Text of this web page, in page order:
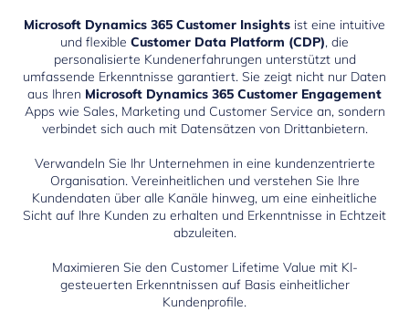
Microsoft Dynamics 365 Customer Insights ist eine intuitive
und flexible Customer Data Platform (CDP), die
personalisierte Kundenerfahrungen unterstützt und
umfassende Erkenntnisse garantiert. Sie zeigt nicht nur Daten
aus Ihren Microsoft Dynamics 365 Customer Engagement
Apps wie Sales, Marketing und Customer Service an, sondern
verbindet sich auch mit Datensätzen von Drittanbietern.
Verwandeln Sie Ihr Unternehmen in eine kundenzentrierte
Organisation. Vereinheitlichen und verstehen Sie Ihre
Kundendaten über alle Kanäle hinweg, um eine einheitliche
Sicht auf Ihre Kunden zu erhalten und Erkenntnisse in Echtzeit
abzuleiten.
Maximieren Sie den Customer Lifetime Value mit KI-
gesteuerten Erkenntnissen auf Basis einheitlicher
Kundenprofile.